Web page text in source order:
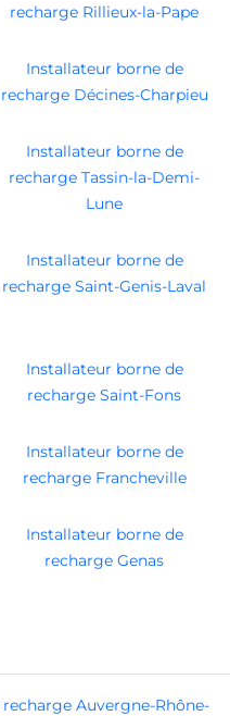
recharge Rillieux-la-Pape
Installateur borne de
recharge Décines-Charpieu
Installateur borne de
recharge Tassin-la-Demi-
Lune
Installateur borne de
recharge Saint-Genis-Laval
Installateur borne de
recharge Saint-Fons
Installateur borne de
recharge Francheville
Installateur borne de
recharge Genas
Auvergne-Rhône-